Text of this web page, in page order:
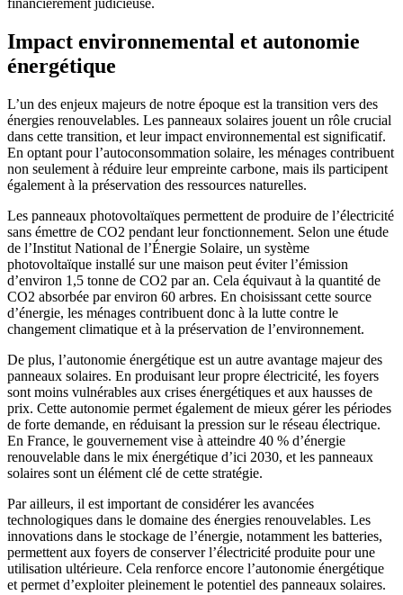
financièrement judicieuse.
Impact environnemental et autonomie
énergétique
L’un des enjeux majeurs de notre époque est la transition vers des
énergies renouvelables. Les panneaux solaires jouent un rôle crucial
dans cette transition, et leur impact environnemental est significatif.
En optant pour l’autoconsommation solaire, les ménages contribuent
non seulement à réduire leur empreinte carbone, mais ils participent
également à la préservation des ressources naturelles.
Les panneaux photovoltaïques permettent de produire de l’électricité
sans émettre de CO2 pendant leur fonctionnement. Selon une étude
de l’Institut National de l’Énergie Solaire, un système
photovoltaïque installé sur une maison peut éviter l’émission
d’environ 1,5 tonne de CO2 par an. Cela équivaut à la quantité de
CO2 absorbée par environ 60 arbres. En choisissant cette source
d’énergie, les ménages contribuent donc à la lutte contre le
changement climatique et à la préservation de l’environnement.
De plus, l’autonomie énergétique est un autre avantage majeur des
panneaux solaires. En produisant leur propre électricité, les foyers
sont moins vulnérables aux crises énergétiques et aux hausses de
prix. Cette autonomie permet également de mieux gérer les périodes
de forte demande, en réduisant la pression sur le réseau électrique.
En France, le gouvernement vise à atteindre 40 % d’énergie
renouvelable dans le mix énergétique d’ici 2030, et les panneaux
solaires sont un élément clé de cette stratégie.
Par ailleurs, il est important de considérer les avancées
technologiques dans le domaine des énergies renouvelables. Les
innovations dans le stockage de l’énergie, notamment les batteries,
permettent aux foyers de conserver l’électricité produite pour une
utilisation ultérieure. Cela renforce encore l’autonomie énergétique
et permet d’exploiter pleinement le potentiel des panneaux solaires.